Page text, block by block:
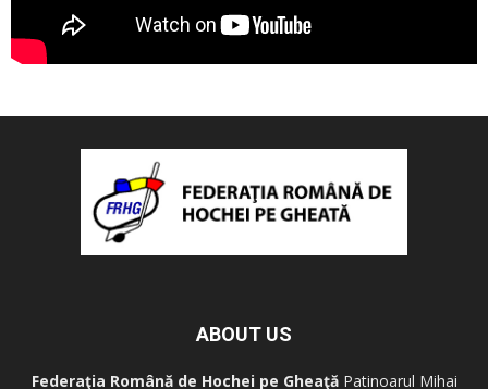
ABOUT US
Federaţia Română de Hochei pe GheaţăPatinoarul Mihai